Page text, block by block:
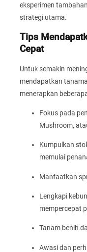
eksperimen
strategi utama.
Tips
Cepat
Untuk semakin
mendapatkan
menerapkan
Fokus pada
Mushroom,
Kumpulkan
memulai
Manfaatkan
Lengkapi
mempercepat
Tanam benih
Awasi dan